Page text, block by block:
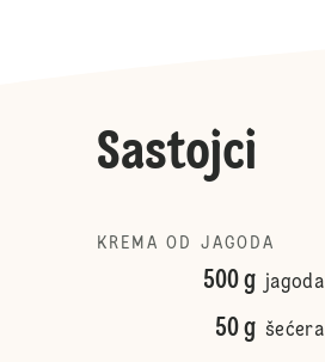
Sastojci
KREMA OD JAGODA
500 g jagoda
50 g šećera